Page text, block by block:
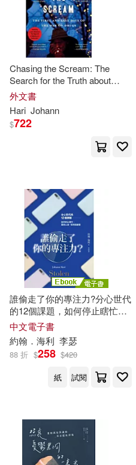
可海外宅配(17)
可港澳店取(17)
可新加坡店取(17)
適合手機平板閱讀(2)
其他 (可複選)
現在可購買商品(9)
作者/演唱/譯/編/繪(6)
-
Chasing the Scream: The
Search for the Truth about
Addiction
外文書
Hari Johann
$722
誰偷走了你的專注力?分心世代
的12個課題，如何停止瞎忙，
重拾心流、效率與創意 (電子
書)
中文電子書
約翰．海利 李瑟
88 折 $258 $420
紙
試閱